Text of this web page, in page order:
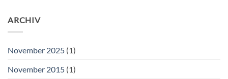
ARCHIV
November 2025 (1)
November 2015 (1)